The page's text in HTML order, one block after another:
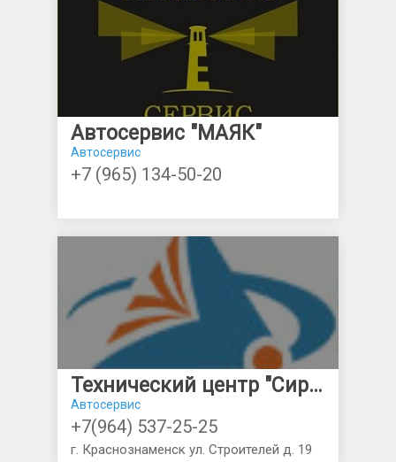
Автосервис "МАЯК"
Автосервис
+7 (965) 134-50-20
Технический центр "Сириус"
Автосервис
+7(964) 537-25-25
г. Краснознаменск ул. Строителей д. 19